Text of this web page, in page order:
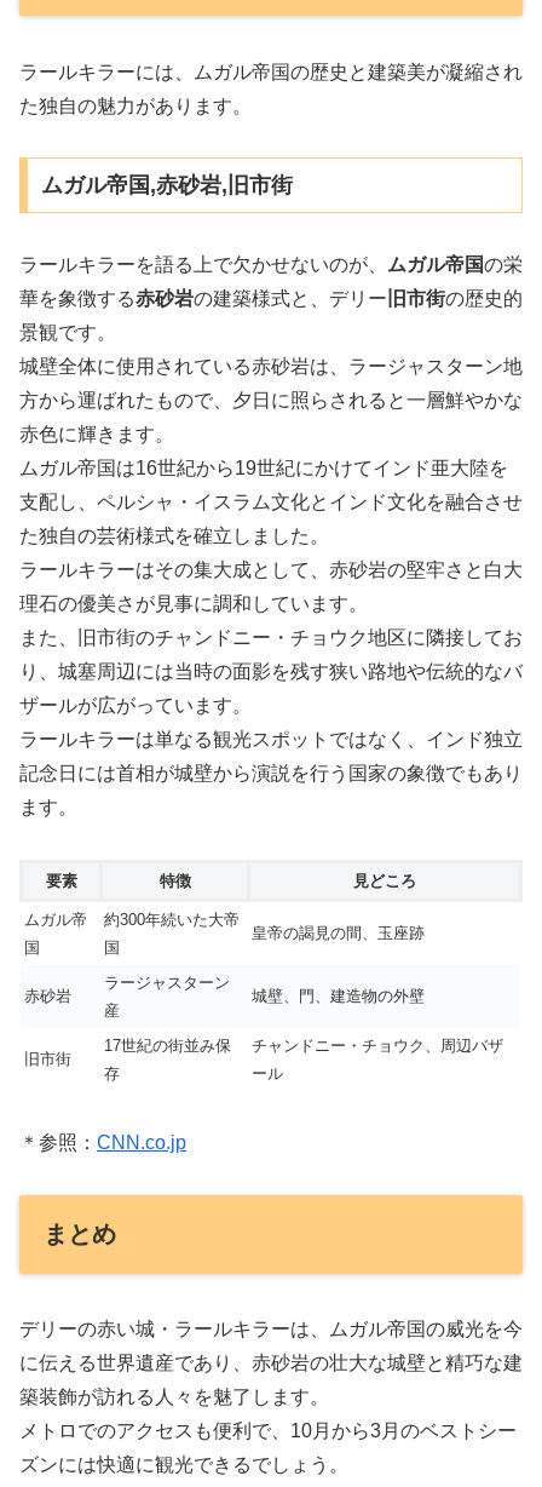
ラールキラーには、ムガル帝国の歴史と建築美が凝縮され
た独自の魅力があります。
ムガル帝国,赤砂岩,旧市街
ラールキラーを語る上で欠かせないのが、 ムガル帝国の栄
華を象徴する赤砂岩の建築様式と、デリー 旧市街の歴史的
景観です。
城壁全体に使用されている赤砂岩は、ラージャスターン地
方から運ばれたもので、夕日に照らされると一層鮮やかな
赤色に輝きます。
ムガル帝国は16世紀から19世紀にかけてインド亜大陸を
支配し、ペルシャ・イスラム文化とインド文化を融合させ
た独自の芸術様式を確立しました。
ラールキラーはその集大成として、赤砂岩の堅牢さと白大
理石の優美さが見事に調和しています。
また、旧市街のチャンドニー・チョウク地区に隣接してお
り、城塞周辺には当時の面影を残す狭い路地や伝統的なバ
ザールが広がっています。
ラールキラーは単なる観光スポットではなく、インド独立
記念日には首相が城壁から演説を行う国家の象徴でもあり
ます。
要素 特徴 見どころ
ムガル帝
国
約300年続いた大帝
国
皇帝の謁見の間、玉座跡
赤砂岩
ラージャスターン
産
城壁、門、建造物の外壁
旧市街
17世紀の街並み保
存
チャンドニー・チョウク、周辺バザ
ール
＊参照： CNN.co.jp
まとめ
デリーの赤い城・ラールキラーは、ムガル帝国の威光を今
に伝える世界遺産であり、赤砂岩の壮大な城壁と精巧な建
築装飾が訪れる人々を魅了します。
メトロでのアクセスも便利で、10月から3月のベストシー
ズンには快適に観光できるでしょう。